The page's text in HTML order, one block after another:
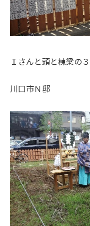
Ｉさんと頭と棟梁の
川口市Ｎ邸